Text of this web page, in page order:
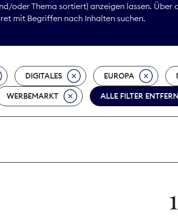
oder Thema sortiert) anzeigen lassen.
mit Begriffen nach Inhalten suchen.
DIGITALES EUROPA
WERBEMARKT ALLE FILTER
1